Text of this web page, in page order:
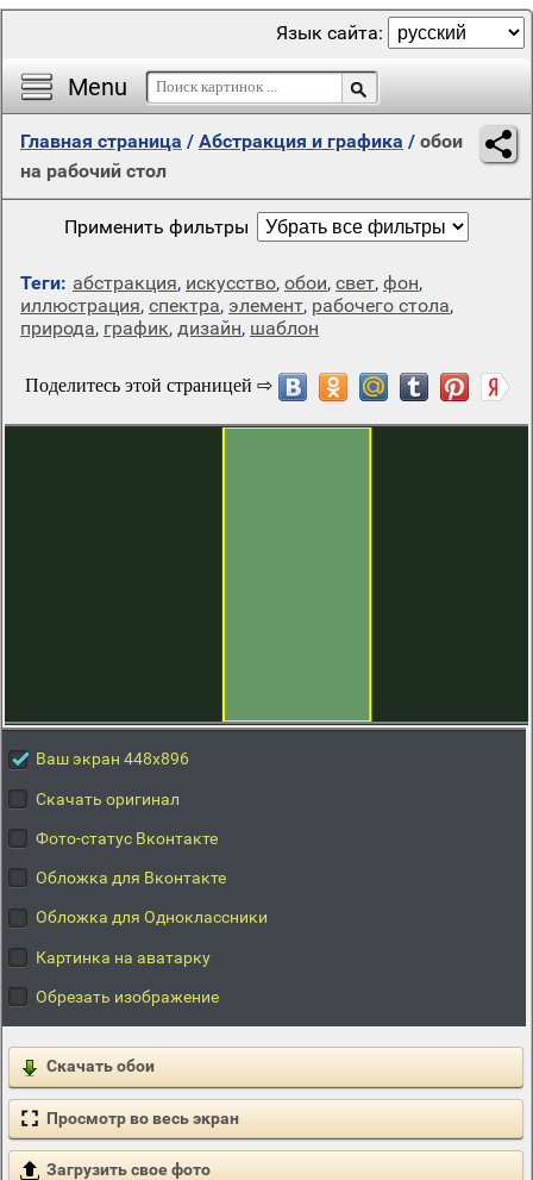
Menu
Язык сайта:
Главная страница / Абстракция и графика / обои
на рабочий стол
Применить фильтры
Теги: абстракция, искусство, обои, свет, фон,
иллюстрация, спектра, элемент, рабочего стола,
природа, график, дизайн, шаблон
Ваш экран 448x896
Скачать оригинал
Фото-статус Вконтакте
Обложка для Вконтакте
Обложка для Одноклассники
Картинка на аватарку
Обрезать изображение
Скачать обои
Просмотр во весь экран
Загрузить свое фото